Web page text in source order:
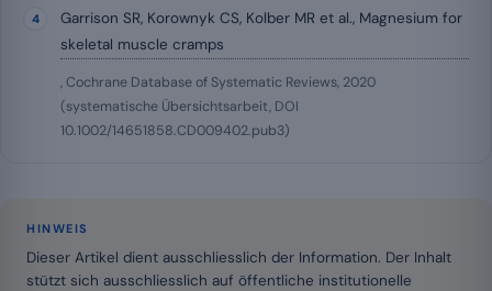
Garrison SR, Korownyk CS, Kolber MR et al., Magnesium for
skeletal muscle cramps
, Cochrane Database of Systematic Reviews, 2020
(systematische Übersichtsarbeit, DOI
10.1002/14651858.CD009402.pub3)
HINWEIS
Dieser Artikel dient ausschliesslich der Information. Der Inhalt
stützt sich ausschliesslich auf öffentliche institutionelle